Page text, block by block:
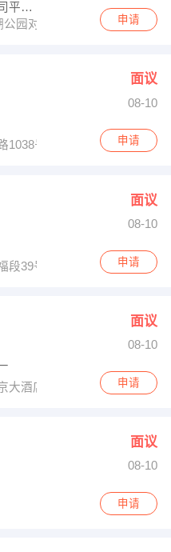
中国人寿保险股份有限公司平湖市支公司
公园对面中国人寿大厦申请
面议
08-10
1038号
申请
面议
08-10
段39号
申请
面议
08-10
大酒店对面
申请
面议
08-10
申请